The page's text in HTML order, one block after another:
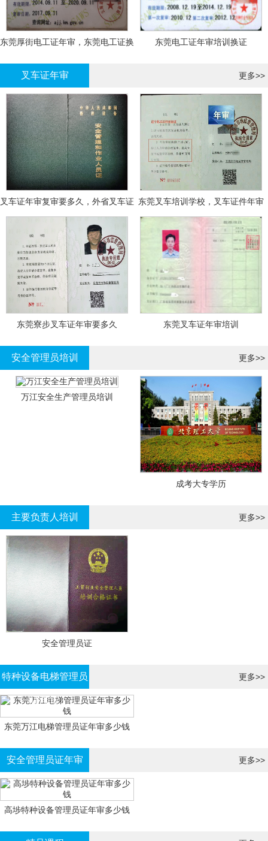
东莞厚街电工证年审，东莞电工证换
东莞电工证年审培训换证
叉车证年审 更多>>
叉车证年审复审要多久，外省叉车证
年审换证
东莞叉车培训学校，叉车证件年审
东莞寮步叉车证年审要多久 东莞叉车证年审培训
安全管理员培训 更多>>
万江安全生产管理员培训
成考大专学历
主要负责人培训 更多>>
安全管理员证
特种设备电梯管理员
证年审
更多>>
东莞万江电梯管理员证年审多少钱
安全管理员证年审 更多>>
高埗特种设备管理员证年审多少钱